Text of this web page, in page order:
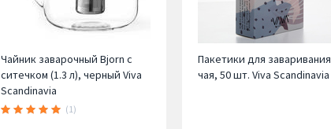
Чайник заварочный Bjorn с
ситечком (1.3 л), черный Viva
Scandinavia
(1)
Пакетики для заваривания
чая, 50 шт. Viva Scandinavia